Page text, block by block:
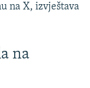
na X, izvještava
na